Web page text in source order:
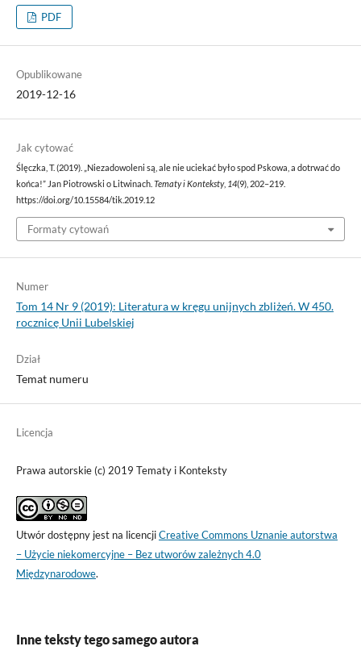
PDF
Opublikowane
2019-12-16
Jak cytować
Ślęczka, T. (2019). „Niezadowoleni są, ale nie uciekać było spod Pskowa, a dotrwać do
końca!” Jan Piotrowski o Litwinach. Tematy i Konteksty, 14(9), 202–219.
https://doi.org/10.15584/tik.2019.12
Formaty cytowań
Numer
Tom 14 Nr 9 (2019): Literatura w kręgu unijnych zbliżeń. W 450.
rocznicę Unii Lubelskiej
Dział
Temat numeru
Licencja
Prawa autorskie (c) 2019 Tematy i Konteksty
Utwór dostępny jest na licencjiCreative Commons Uznanie autorstwa
– Użycie niekomercyjne – Bez utworów zależnych 4.0
Międzynarodowe.
Inne teksty tego samego autora